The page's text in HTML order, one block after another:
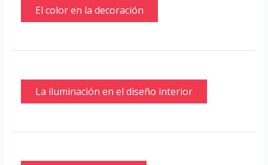
El color en la decoración
La iluminación en el diseño interior